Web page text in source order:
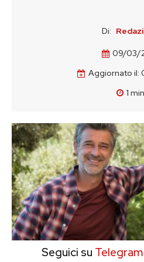
Di:
09/03/
Aggiornato il:
1
Seguici su Telegram